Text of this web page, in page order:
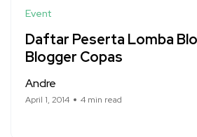
Event
Daftar Peserta Lomba
Blogger Copas
Andre
April 1, 2014 4 min read